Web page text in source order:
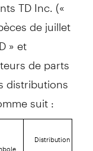
de juillet
» et
de parts
distributions
suit :
Distribution